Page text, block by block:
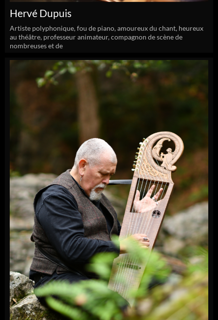
Hervé Dupuis
Artiste polyphonique, fou de piano, amoureux du chant, heureux
au théâtre, professeur animateur, compagnon de scène de
nombreuses et de